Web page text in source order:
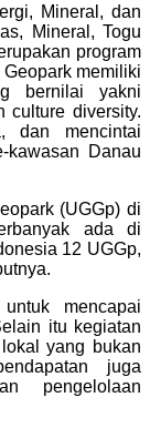
Mineral, dan
Mineral, Togu
program
memiliki
bernilai yakni
culture diversity.
dan mencintai
Danau
(UGGp) di
ada di
12 UGGp,
mencapai
itu kegiatan
yang bukan
juga
pengelolaan